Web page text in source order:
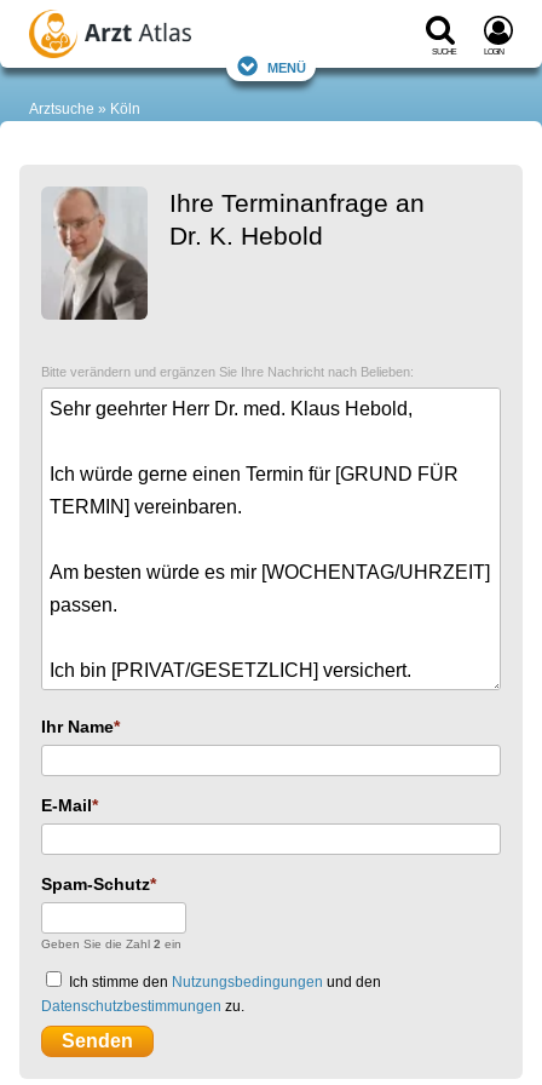
Suche Login
Menü
Arztsuche Köln
Ihre Terminanfrage an
Dr. K. Hebold
Bitte verändern und ergänzen Sie Ihre Nachricht nach Belieben:
Ihr Name
E-Mail
Spam-Schutz
Geben Sie die Zahl 2 ein
Ich stimme den Nutzungsbedingungen und den
Datenschutzbestimmungen zu.